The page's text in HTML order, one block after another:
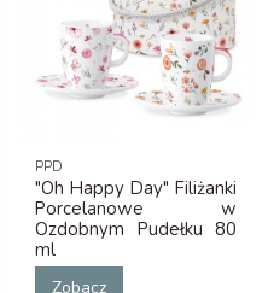
PPD
"Oh Happy Day" Filiżanki
Porcelanowe w
Ozdobnym Pudełku 80
ml
Zobacz